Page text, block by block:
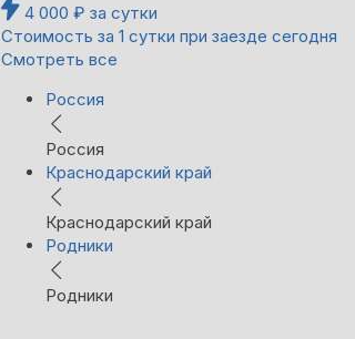
4 000 ₽ за сутки
Стоимость за 1 сутки при заезде сегодня
Смотреть все
Россия
Россия
Краснодарский край
Краснодарский край
Родники
Родники